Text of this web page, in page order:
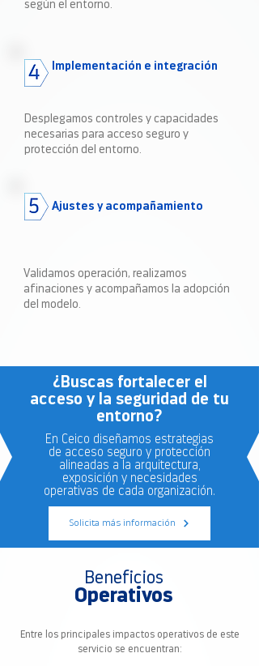
según el entorno.
Implementación e integración
Desplegamos controles y capacidades
necesarias para acceso seguro y
protección del entorno.
Ajustes y acompañamiento
Validamos operación, realizamos
afinaciones y acompañamos la adopción
del modelo.
¿Buscas fortalecer el
acceso y la seguridad de tu
entorno?
En Ceico diseñamos estrategias
de acceso seguro y protección
alineadas a la arquitectura,
exposición y necesidades
operativas de cada organización.
Solicita más información
Beneficios
Operativos
Entre los principales impactos operativos de este
servicio se encuentran: